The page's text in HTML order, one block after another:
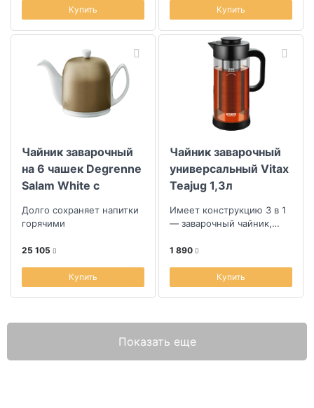
Купить Купить
Чайник заварочный
на 6 чашек Degrenne
Salam White с
цвета
Долго сохраняет напитки
горячими
25 105
Купить
Чайник заварочный
универсальный Vitax
Teajug 1,3л
Имеет конструкцию 3 в 1
— заварочный чайник,
1 890
Купить
Показать еще